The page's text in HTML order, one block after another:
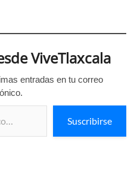
ViveTlaxcala
entradas en tu correo
Suscribirse